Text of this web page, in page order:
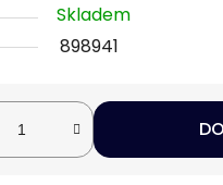
Skladem
898941